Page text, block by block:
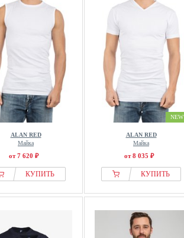
ALAN RED
Майка
от 7 620 ₽
КУПИТЬ
NEW
ALAN RED
Майка
от 8 035 ₽
КУПИТЬ